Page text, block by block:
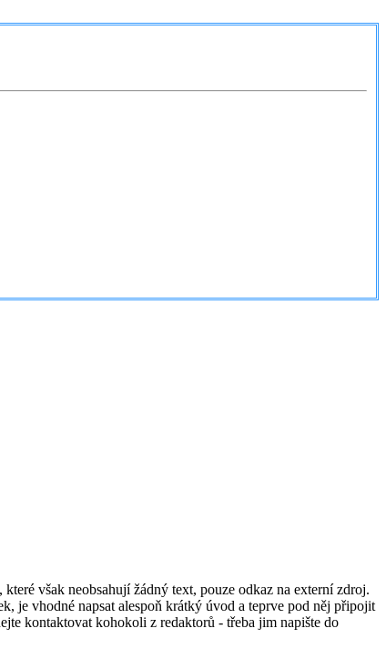
však neobsahují žádný text, pouze odkaz na externí zdroj.
je vhodné napsat alespoň krátký úvod a teprve pod něj připojit
kontaktovat kohokoli z redaktorů - třeba jim napište do